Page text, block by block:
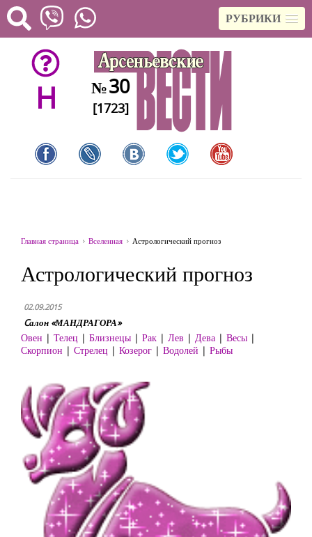
РУБРИКИ
H №30
[1723]
Главная страница Вселенная Астрологический прогноз
Астрологический прогноз
02.09.2015
Cалон «МАНДРАГОРА»
Овен | Телец | Близнецы | Рак | Лев | Дева | Весы |
Скорпион | Стрелец | Козерог | Водолей | Рыбы